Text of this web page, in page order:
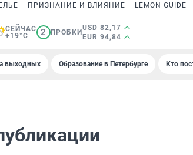
ПРИЗНАНИЕ И ВЛИЯНИЕ LEMON GUIDE
СЕЙЧАС
+19°C
2 ПРОБКИ
USD 82,17
EUR 94,84
выходных Образование в Петербурге Кто